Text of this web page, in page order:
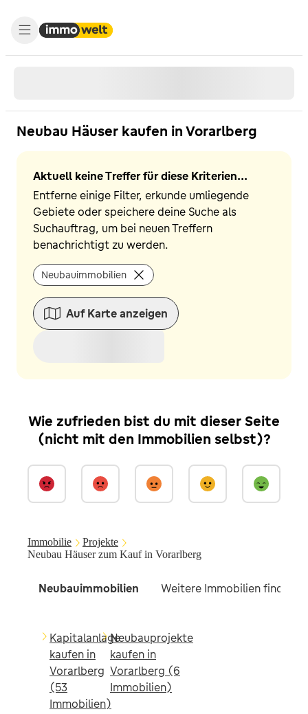
Neubau Häuser kaufen in Vorarlberg
Aktuell keine Treffer für diese Kriterien...
Entferne einige Filter, erkunde umliegende
Gebiete oder speichere deine Suche als
Suchauftrag, um bei neuen Treffern
benachrichtigt zu werden.
Neubauimmobilien
Auf Karte anzeigen
Wie zufrieden bist du mit dieser Seite
(nicht mit den Immobilien selbst)?
Immobilie
Projekte
Neubau Häuser zum Kauf in Vorarlberg
Neubauimmobilien Weitere Immobilien findest
Kapitalanlage
kaufen in
Vorarlberg
(53
Immobilien)
Neubauprojekte
kaufen in
Vorarlberg (6
Immobilien)